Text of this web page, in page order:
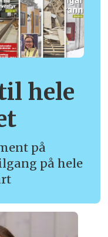
hele
på
på hele